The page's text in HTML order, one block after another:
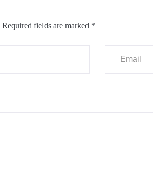
Required fields are marked *